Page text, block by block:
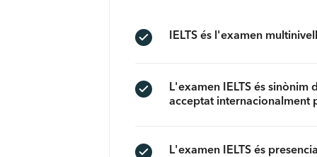
IELTS és l'examen
L'examen IELTS és
acceptat internacionalment
L'examen IELTS és